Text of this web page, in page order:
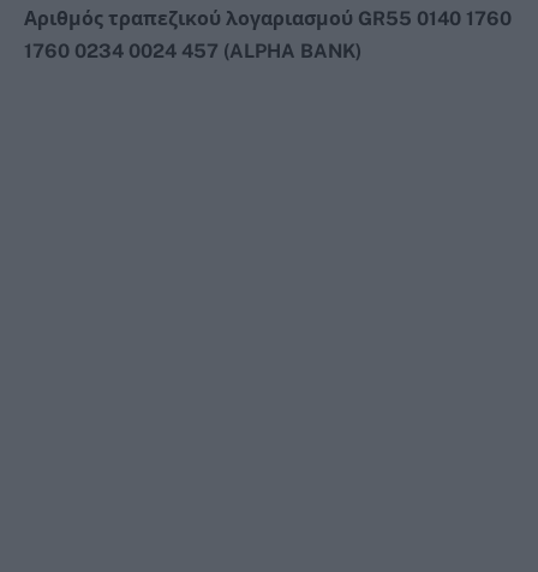
Αριθμός τραπεζικού λογαριασμού GR55 0140 1760
1760 0234 0024 457 (ALPHA BANK)